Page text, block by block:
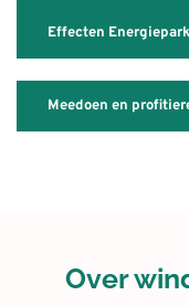
Effecten
Meedoen en
Over